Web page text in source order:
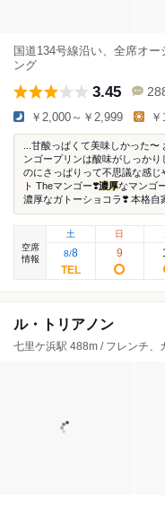
国道134号線沿い、全席オ
ング
3.45
￥2,000～￥2,999
...甘酸っぱくて美味しかった
ンゴープリンは酸味がしっか
のにさっぱりって不思議な感
ト Theマンゴー❣️濃厚なマンゴ
濃厚なガトーショコラ❣️ 本格自
空席
情報
土
8/8
日
9
ル・トリアノン
七里ケ浜駅 488m / フレンチ、